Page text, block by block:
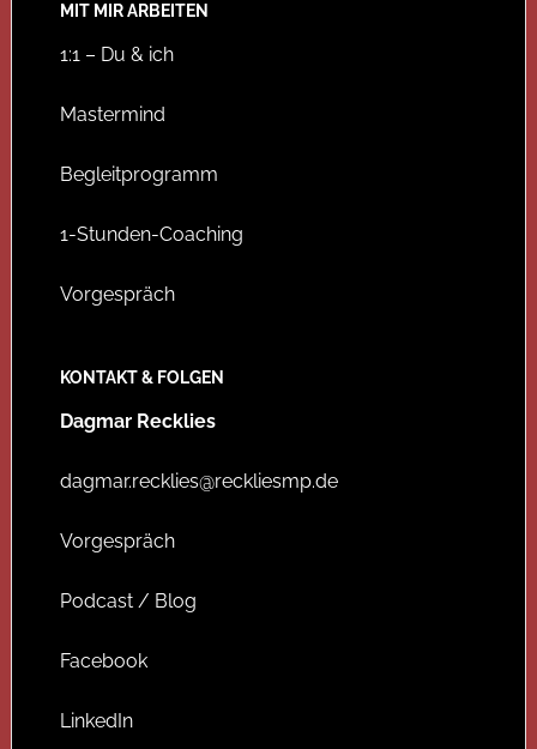
MIT MIR ARBEITEN
1:1 – Du & ich
Mastermind
Begleitprogramm
1-Stunden-Coaching
Vorgespräch
KONTAKT & FOLGEN
Dagmar Recklies
dagmar.recklies@reckliesmp.de
Vorgespräch
Podcast / Blog
Facebook
LinkedIn